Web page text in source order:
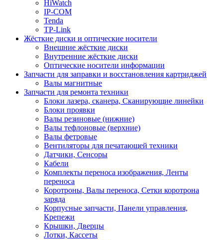
HiWatch
IP-COM
Tenda
TP-Link
Жёсткие диски и оптические носители
Внешние жёсткие диски
Внутренние жёсткие диски
Оптические носители информации
Запчасти для заправки и восстановления картриджей
Валы магнитные
Запчасти для ремонта техники
Блоки лазера, сканера, Сканирующие линейки
Блоки проявки
Валы резиновые (нижние)
Валы тефлоновые (верхние)
Валы фетровые
Вентиляторы для печатающей техники
Датчики, Сенсоры
Кабели
Комплекты переноса изображения, Ленты
переноса
Коротроны, Валы переноса, Сетки коротрона
заряда
Корпусные запчасти, Панели управления,
Крепежи
Крышки, Дверцы
Лотки, Кассеты